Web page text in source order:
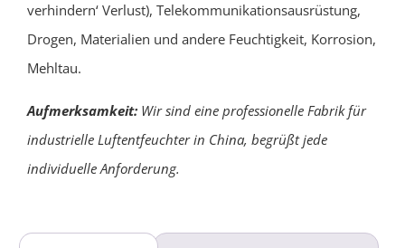
verhindern‘ Verlust), Telekommunikationsausrüstung,
Drogen, Materialien und andere Feuchtigkeit, Korrosion,
Mehltau.
Aufmerksamkeit: Wir sind eine professionelle Fabrik für
industrielle Luftentfeuchter in China, begrüßt jede
individuelle Anforderung.